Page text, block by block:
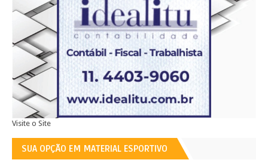
Visite o Site
SUA OPÇÃO EM MATERIAL ESPORTIVO